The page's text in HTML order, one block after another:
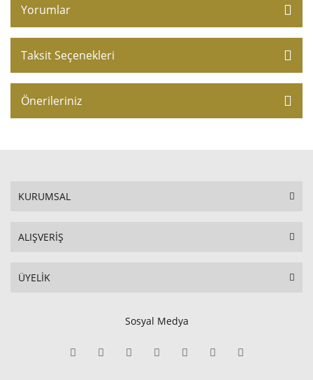
Yorumlar
Taksit Seçenekleri
Önerileriniz
KURUMSAL
ALIŞVERİŞ
ÜYELİK
Sosyal Medya